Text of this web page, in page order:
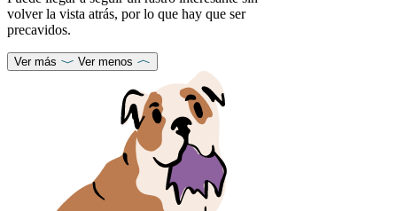
volver la vista atrás, por lo que hay que ser
precavidos.
Ver más Ver menos